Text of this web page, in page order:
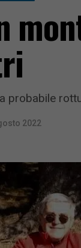
probabile
2022